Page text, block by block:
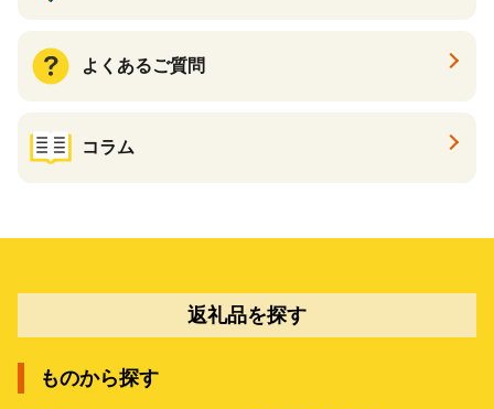
よくあるご質問
コラム
返礼品を探す
ものから探す